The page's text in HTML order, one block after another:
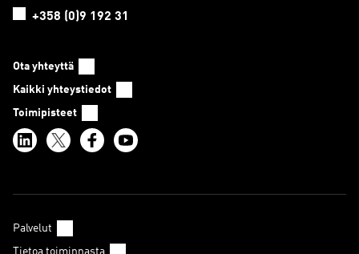
+358 (0)9 192 31
Ota yhteyttä
Kaikki yhteystiedot
Toimipisteet
Palvelut
Tietoa toiminnasta